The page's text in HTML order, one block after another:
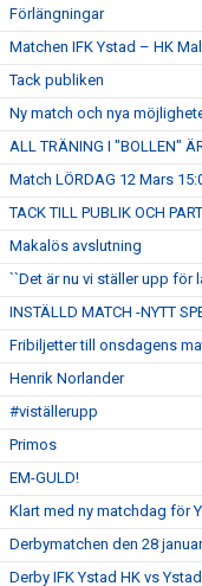
Förlängningar
Matchen IFK Ystad – HK
Tack publiken
Ny match och nya
ALL TRÄNING I "BOLLEN"
Match LÖRDAG 12 Mars
TACK TILL PUBLIK OCH
Makalös avslutning
``Det är nu vi ställer upp för
INSTÄLLD MATCH -NYTT
Fribiljetter till onsdagens
Henrik Norlander
#viställerupp
Primos
EM-GULD!
Klart med ny matchdag för
Derbymatchen den 28
Derby IFK Ystad HK vs